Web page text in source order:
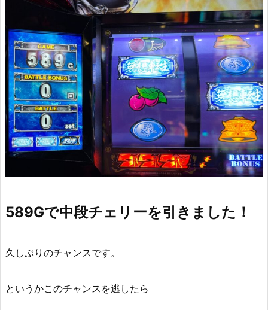
589Gで中段チェリーを引きました！
久しぶりのチャンスです。
というかこのチャンスを逃したら